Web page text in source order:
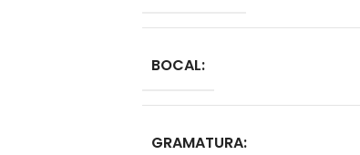
BOCAL:
GRAMATURA: